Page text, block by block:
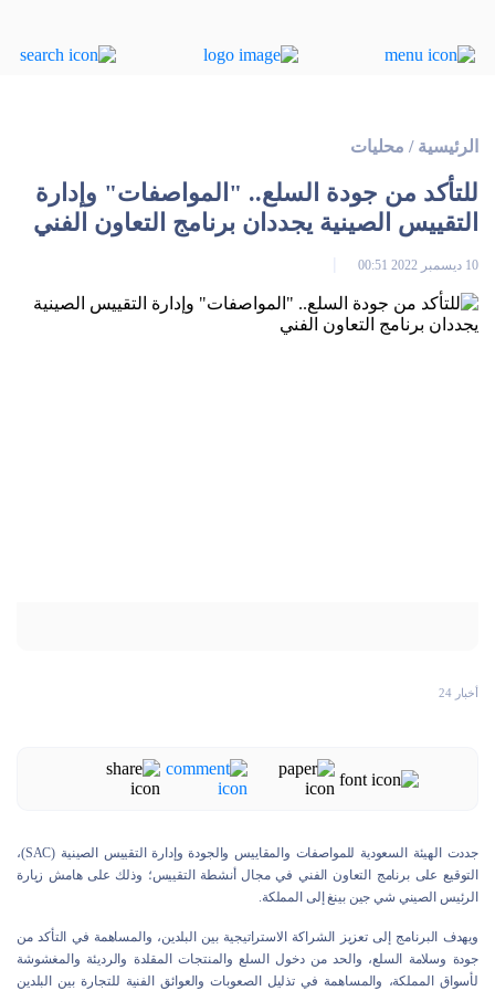
الرئيسية / محليات
للتأكد من جودة السلع.. "المواصفات" وإدارة
التقييس الصينية يجددان برنامج التعاون الفني
10 ديسمبر 2022 00:51
أخبار 24
جددت الهيئة السعودية للمواصفات والمقاييس والجودة وإدارة التقييس الصينية (SAC)،
التوقيع على برنامج التعاون الفني في مجال أنشطة التقييس؛ وذلك على هامش زيارة
الرئيس الصيني شي جين بينغ إلى المملكة.
ويهدف البرنامج إلى تعزيز الشراكة الاستراتيجية بين البلدين، والمساهمة في التأكد من
جودة وسلامة السلع، والحد من دخول السلع والمنتجات المقلدة والرديئة والمغشوشة
لأسواق المملكة، والمساهمة في تذليل الصعوبات والعوائق الفنية للتجارة بين البلدين